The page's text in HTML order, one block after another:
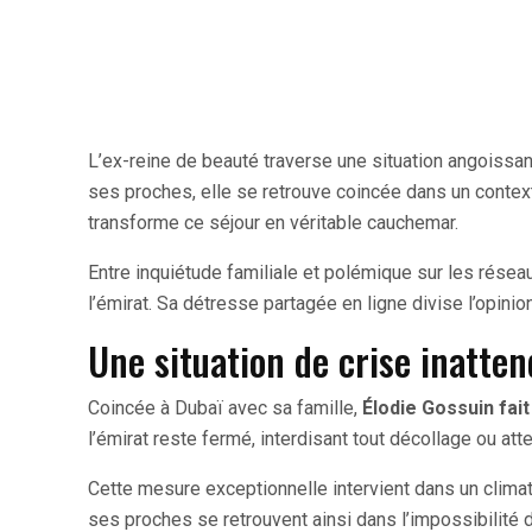
L’ex-reine de beauté traverse une situation
ses proches, elle se retrouve coincée dans un
transforme ce séjour en véritable cauchemar.
Entre inquiétude familiale et polémique sur les
l’émirat. Sa détresse partagée en ligne divise
Une situation de crise
Coincée à Dubaï avec sa famille, Élodie Gossuin
l’émirat reste fermé, interdisant tout décollage ou
Cette mesure exceptionnelle intervient dans un
ses proches se retrouvent ainsi dans l’impossibilité